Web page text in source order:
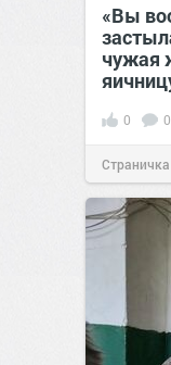
«Вы
чужая
0 0
позитива!